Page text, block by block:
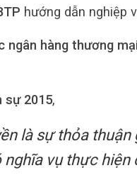
hướng dẫn nghiệp
ngân hàng thương
sự 2015,
là sự thỏa
vụ thực hiện